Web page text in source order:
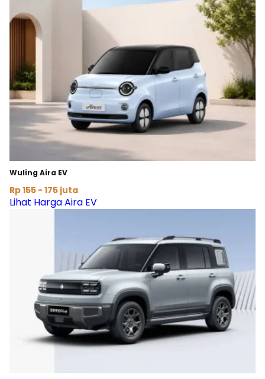
Wuling Aira EV
Rp 155 - 175 juta
Lihat Harga Aira EV